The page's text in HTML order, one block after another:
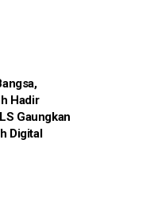
Hadir
Gaungkan
Digital